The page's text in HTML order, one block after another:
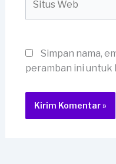
Web
Simpan nama,
peramban ini untuk